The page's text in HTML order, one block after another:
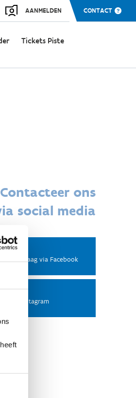
AANMELDEN CONTACT
Tickets Piste
Contacteer ons
social media
een vraag via Facebook
ons op Instagram